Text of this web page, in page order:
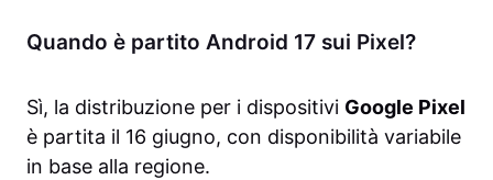
Quando è partito Android 17 sui Pixel?
Sì, la distribuzione per i dispositivi Google Pixel
è partita il 16 giugno, con disponibilità variabile
in base alla regione.